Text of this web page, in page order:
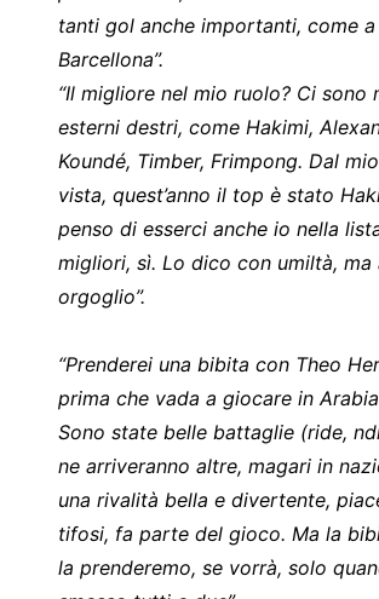
tanti gol anche importanti, come a
Barcellona”.
“Il migliore nel mio ruolo? Ci sono
esterni destri, come Hakimi,
Koundé, Timber, Frimpong. Dal
vista, quest’anno il top è stato
penso di esserci anche io nella
migliori, sì. Lo dico con umiltà, ma
orgoglio”.
“Prenderei una bibita con Theo
prima che vada a giocare in
Sono state belle battaglie (ride,
ne arriveranno altre, magari in
una rivalità bella e divertente,
tifosi, fa parte del gioco. Ma la
la prenderemo, se vorrà, solo